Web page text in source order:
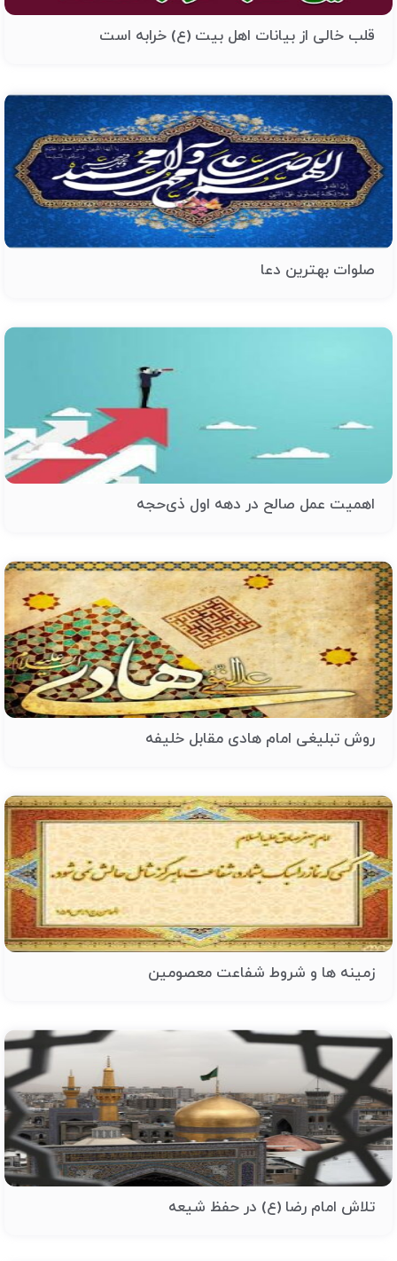
قلب خالی از بیانات اهل بیت (ع) خرابه است
صلوات بهترین دعا
اهمیت عمل صالح در دهه‌ اول ذی‌حجه
روش تبلیغی امام هادی مقابل خلیفه
زمینه ها و شروط شفاعت معصومین
تلاش امام رضا (ع) در حفظ شیعه